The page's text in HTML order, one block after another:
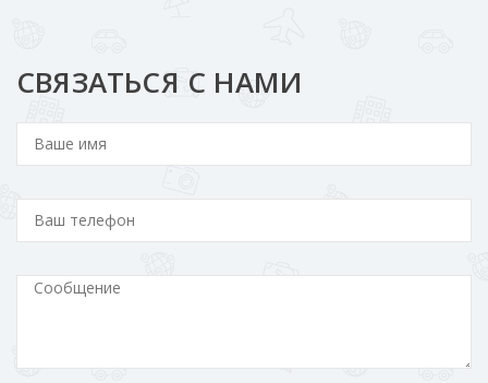
СВЯЗАТЬСЯ С НАМИ